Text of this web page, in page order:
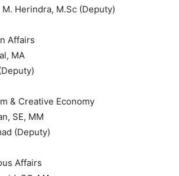
M. Herindra, M.Sc (Deputy)
Affairs
MA
& Creative Economy
SE, MM
(Deputy)
Affairs